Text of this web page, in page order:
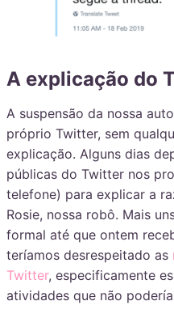
A explicação do
A suspensão da nossa
próprio Twitter, sem
explicação. Alguns dias
públicas do Twitter nos
telefone) para explicar a
Rosie, nossa robô. Mais
formal até que ontem
teríamos desrespeitado as
Twitter, especificamente
atividades que não